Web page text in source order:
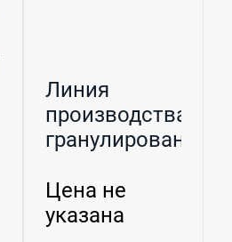
Линия
производства
гранулированной
Цена не
указана